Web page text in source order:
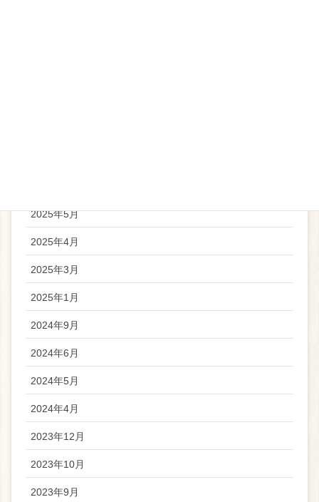
2025年5月
2025年4月
2025年3月
2025年1月
2024年9月
2024年6月
2024年5月
2024年4月
2023年12月
2023年10月
2023年9月